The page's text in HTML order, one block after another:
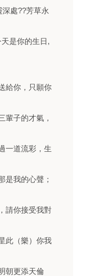
處??芳草永
是你的生日,
給你，只願你
輩子的才氣，
一道流彩，生
是我的心聲；
請你接受我對
此（樂）你我
朝更添天倫